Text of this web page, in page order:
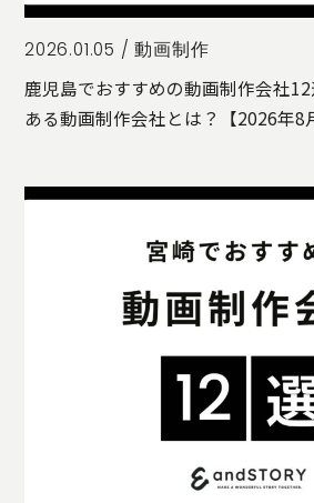
記
2026.01.05 /動画制作
鹿児島でおすすめの動画制作会社
ある動画制作会社とは？【2026年8